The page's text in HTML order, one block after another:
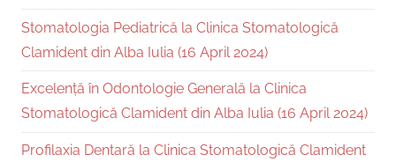
Stomatologia Pediatrică la Clinica Stomatologică
Clamident din Alba Iulia (16 April 2024)
Excelență în Odontologie Generală la Clinica
Stomatologică Clamident din Alba Iulia (16 April 2024)
Profilaxia Dentară la Clinica Stomatologică Clamident